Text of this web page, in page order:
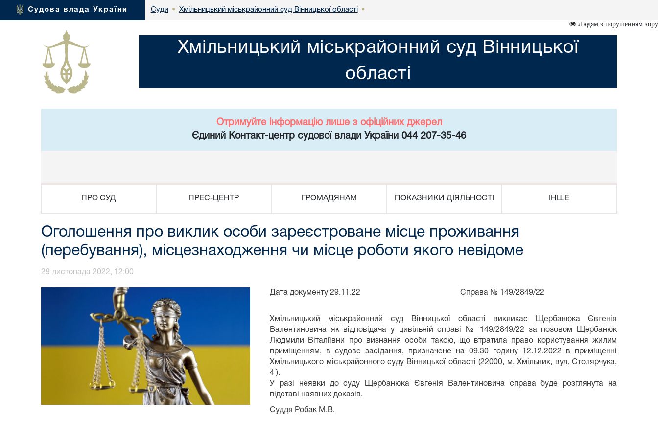
Судова влада України Суди • Хмільницький міськрайонний суд Вінницької області •
Людям з порушенням зору
Хмільницький міськрайонний суд Вінницької
області
Отримуйте інформацію лише з офіційних джерел
Єдиний Контакт-центр судової влади України 044 207-35-46
ПРО СУД ПРЕС-ЦЕНТР ГРОМАДЯНАМ ПОКАЗНИКИ ДІЯЛЬНОСТІ ІНШЕ
Оголошення про виклик особи зареєстроване місце проживання
(перебування), місцезнаходження чи місце роботи якого невідоме
29 листопада 2022, 12:00
Дата документу 29.11.22 Справа № 149/2849/22
Хмільницький міськрайонний суд Вінницької області викликає Щербанюка Євгенія
Валентиновича як відповідача у цивільній справі № 149/2849/22 за позовом Щербанюк
Людмили Віталіївни про визнання особи такою, що втратила право користування жилим
приміщенням, в судове засідання, призначене на 09.30 годину 12.12.2022 в приміщенні
Хмільницького міськрайонного суду Вінницької області (22000, м. Хмільник, вул. Столярчука,
4 ).
У разі неявки до суду Щербанюка Євгенія Валентиновича справа буде розглянута на
підставі наявних доказів.
Суддя Робак М.В.